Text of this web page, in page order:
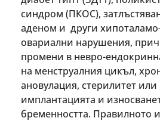
синдром (ПКОС),
аденом и други
овариални нарушения,
промени в невро-
на менструалния цикъл,
ановулация, стерилитет
имплантацията и
бременността. Правилното